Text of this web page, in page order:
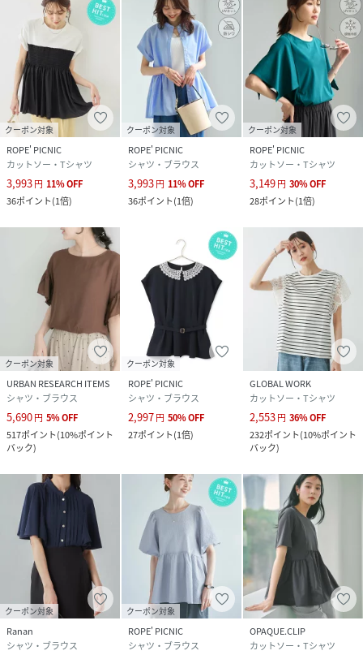
部分） ポリエステル 100%
サイズ
クリーニング
ブラック（01）：
ホワイト（10）：
サックス（48）：
ローズピンク（64）：
品番
RW8002_GDM16370
クーポン対象
ROPE' PICNIC
カットソー・Tシャツ
3,993円 11%OFF
36ポイント(1倍)
クーポン対象
ROPE' PICNIC
シャツ・ブラウス
3,993円 11%OFF
36ポイント(1倍)
クーポン対象
ROPE' PICNIC
カットソー・Tシャツ
3,149円 30%OFF
28ポイント(1倍)
クーポン対象
URBAN RESEARCH ITEMS
シャツ・ブラウス
5,690円 5%OFF
517ポイント(10%ポイント
バック)
クーポン対象
ROPE' PICNIC
シャツ・ブラウス
2,997円 50%OFF
27ポイント(1倍)
GLOBAL WORK
カットソー・Tシャツ
2,553円 36%OFF
232ポイント(10%ポイント
バック)
クーポン対象
Ranan
シャツ・ブラウス
クーポン対象
ROPE' PICNIC
シャツ・ブラウス
OPAQUE.CLIP
カットソー・Tシャツ